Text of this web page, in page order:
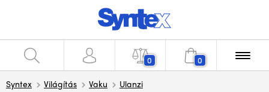
0 0
Syntex Világítás Vaku Ulanzi